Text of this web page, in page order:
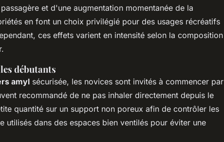
et d'une augmentation momentanée de la
en font un choix privilégié pour des usages récréatifs
ces effets varient en intensité selon la composition
débutants
amyl sécurisée, les novices sont invités à commencer par
recommandé de ne pas inhaler directement depuis le
quantité sur un support non poreux afin de contrôler les
utilisés dans des espaces bien ventilés pour éviter une